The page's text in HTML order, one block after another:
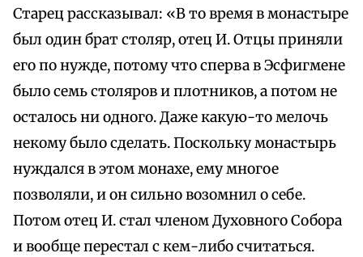
Старец рассказывал: «В то время в монастыре
был один брат столяр, отец И. Отцы приняли
его по нужде, потому что сперва в Эсфигмене
было семь столяров и плотников, а потом не
осталось ни одного. Даже какую-то мелочь
некому было сделать. Поскольку монастырь
нуждался в этом монахе, ему многое
позволяли, и он сильно возомнил о себе.
Потом отец И. стал членом Духовного Собора
и вообще перестал с кем-либо считаться.